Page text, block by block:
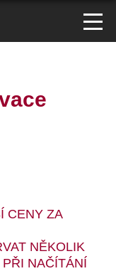
CENY ZA
NĚKOLIK
NAČÍTÁNÍ